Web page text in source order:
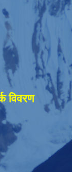
विवरण